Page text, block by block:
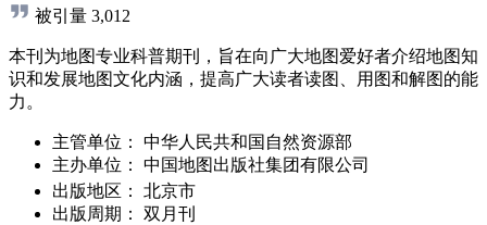
被引量 3,012
本刊为地图专业科普期刊，旨在向广大地图爱好者介绍地图知
识和发展地图文化内涵，提高广大读者读图、用图和解图的能
力。
主管单位：
中华人民共和国自然资源部
主办单位：
中国地图出版社集团有限公司
出版地区：
北京市
出版周期：
双月刊